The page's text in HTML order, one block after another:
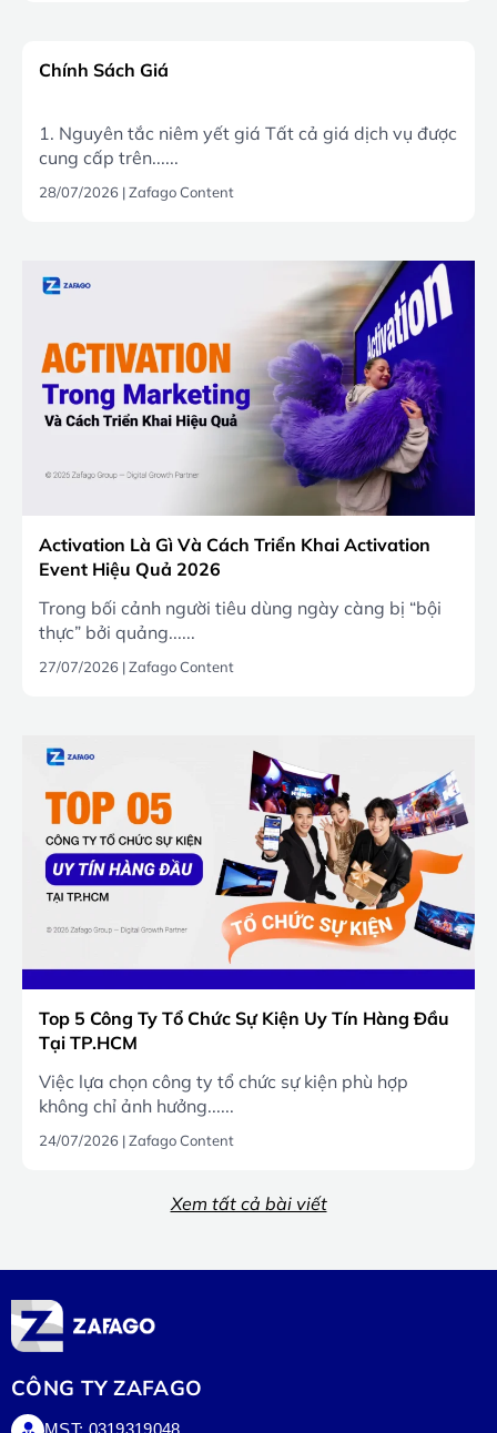
Chính Sách Giá
1. Nguyên tắc niêm yết giá Tất cả giá dịch vụ được
cung cấp trên......
28/07/2026 |Zafago Content
Activation Là Gì Và Cách Triển Khai Activation
Event Hiệu Quả 2026
Trong bối cảnh người tiêu dùng ngày càng bị “bội
thực” bởi quảng......
27/07/2026 |Zafago Content
Top 5 Công Ty Tổ Chức Sự Kiện Uy Tín Hàng Đầu
Tại TP.HCM
Việc lựa chọn công ty tổ chức sự kiện phù hợp
không chỉ ảnh hưởng......
24/07/2026 |Zafago Content
Xem tất cả bài viết
CÔNG TY ZAFAGO